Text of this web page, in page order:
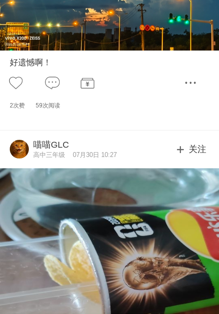
好遗憾啊！
2次赞 59次阅读
喵喵GLC
高中三年级 07月30日 10:27
关注